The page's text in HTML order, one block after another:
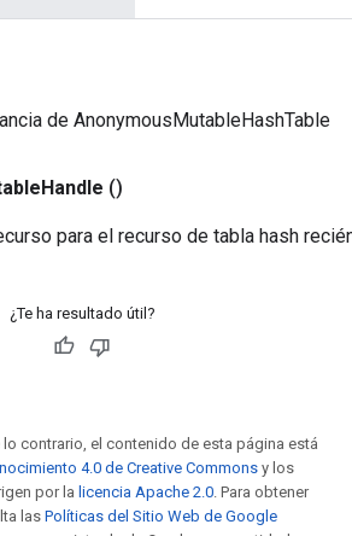
de AnonymousMutableHashTable
Handle ()
para el recurso de tabla hash
¿Te ha resultado útil?
contrario, el contenido de esta página está
4.0 de Creative Commons y los
por la licencia Apache 2.0. Para obtener
las Políticas del Sitio Web de Google